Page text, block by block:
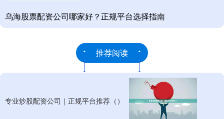
乌海股票配资公司哪家好？正规平台选择指南
推荐阅读
专业炒股配资公司｜正规平台推荐（）